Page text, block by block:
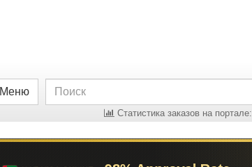
Меню
Статистика заказов на портале: